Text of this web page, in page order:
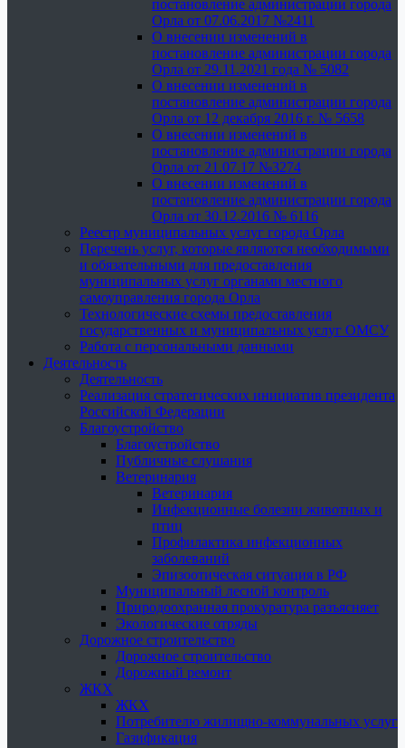
постановление администрации города
Орла от 07.06.2017 №2411
О внесении изменений в
постановление администрации города
Орла от 29.11.2021 года № 5082
О внесении изменений в
постановление администрации города
Орла от 12 декабря 2016 г. № 5658
О внесении изменений в
постановление администрации города
Орла от 21.07.17 №3274
О внесении изменений в
постановление администрации города
Орла от 30.12.2016 № 6116
Реестр муниципальных услуг города Орла
Перечень услуг, которые являются необходимыми
и обязательными для предоставления
муниципальных услуг органами местного
самоуправления города Орла
Технологические схемы предоставления
государственных и муниципальных услуг ОМСУ
Работа с персональными данными
Деятельность
Деятельность
Реализация стратегических инициатив президента
Российской Федерации
Благоустройство
Благоустройство
Публичные слушания
Ветеринария
Ветеринария
Инфекционные болезни животных и
птиц
Профилактика инфекционных
заболеваний
Эпизоотическая ситуация в РФ
Муниципальный лесной контроль
Природоохранная прокуратура разъясняет
Экологические отряды
Дорожное строительство
Дорожное строительство
Дорожный ремонт
ЖКХ
ЖКХ
Потребителю жилищно-коммунальных услуг
Газификация